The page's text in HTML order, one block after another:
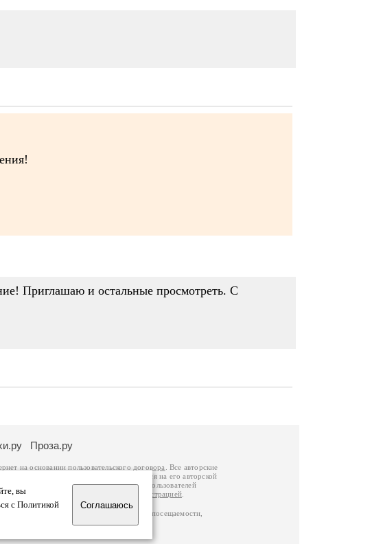
Приглашаю и остальные просмотреть. С
вы
с Политикой
Соглашаюсь
Проза.ру
на основаниипользовательского договора
. Все авторские
автора, к которому вы можете обратиться на его авторской
Российской Федерации. Данные пользователей
о портале связаться с администрацией
миллионов страниц по данным счетчика посещаемости,